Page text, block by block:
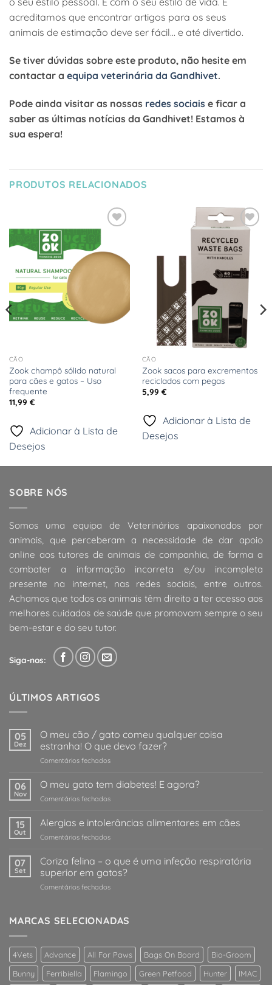
acreditamos que encontrar artigos para os seus
animais de estimação deve ser fácil… e até divertido.
Se tiver dúvidas sobre este produto, não hesite em
contactar a equipa veterinária da Gandhivet.
Pode ainda visitar as nossas redes sociais e ficar a
saber as últimas notícias da Gandhivet! Estamos à
sua espera!
PRODUTOS RELACIONADOS
à Lista
de
Desejos
CÃO
Zook champô sólido natural
para cães e gatos – Uso
frequente
11,99 €
Adicionar à Lista de
Desejos
à Lista
de
Desejos
CÃO
Zook sacos para excrementos
reciclados com pegas
5,99 €
Adicionar à Lista de
Desejos
SOBRE NÓS
Somos uma equipa de Veterinários apaixonados por
animais, que perceberam a necessidade de dar apoio
online aos tutores de animais de companhia, de forma a
combater a informação incorreta e/ou incompleta
presente na internet, nas redes sociais, entre outros.
Achamos que todos os animais têm direito a ter acesso aos
melhores cuidados de saúde que promovam sempre o seu
bem-estar e do seu tutor.
Siga-nos:
ÚLTIMOS ARTIGOS
05
Dez
O meu cão / gato comeu qualquer coisa
estranha! O que devo fazer?
Comentários fechadosem
meu
/
comeu
O
que
06
Nov
O meu gato tem diabetes! E agora?
Comentários fechadosem
meu
tem
E
agora?
15
Out
Alergias e intolerâncias alimentares em cães
Comentários fechadosem
intolerâncias
alimentares
em
07
Set
Coriza felina – o que é uma infeção respiratória
superior em gatos?
Comentários fechadosem
–
é
uma
infeção
respiratória
MARCAS SELECIONADAS
4Vets Advance All For Paws Bags On Board
Bio-Groom
Bunny
Ferribiella Flamingo Green Petfood Hunter
IMAC